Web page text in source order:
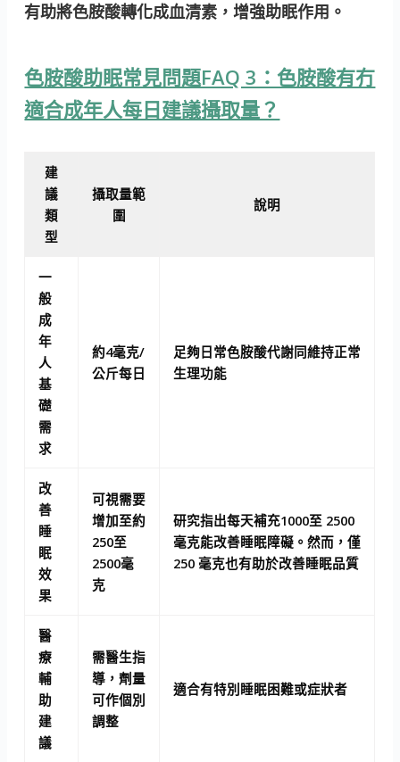
有助將色胺酸轉化成血清素，增強助眠作用。
色胺酸助眠常見問題FAQ 3：色胺酸有冇
適合成年人每日建議攝取量？
建
議
類
型
攝取量範
圍
說明
一
般
成
年
人
基
礎
需
求
約4毫克/
公斤每日
足夠日常色胺酸代謝同維持正常
生理功能
改
善
睡
眠
效
果
可視需要
增加至約
250至
2500毫
克
研究指出每天補充1000至 2500
毫克能改善睡眠障礙。然而，僅
250 毫克也有助於改善睡眠品質
醫
療
輔
助
建
議
需醫生指
導，劑量
可作個別
調整
適合有特別睡眠困難或症狀者